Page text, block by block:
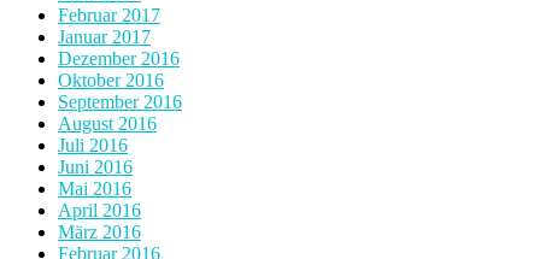
Februar 2017
Januar 2017
Dezember 2016
Oktober 2016
September 2016
August 2016
Juli 2016
Juni 2016
Mai 2016
April 2016
März 2016
Februar 2016